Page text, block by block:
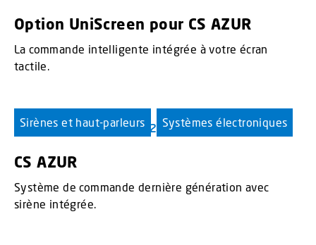
Option UniScreen pour CS AZUR
La commande intelligente intégrée à votre écran
tactile.
Sirènes et haut-parleurs Systèmes électroniques
CS AZUR
Système de commande dernière génération avec
sirène intégrée.